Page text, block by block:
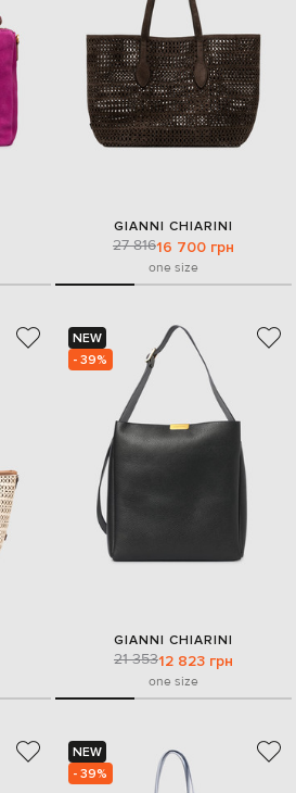
GIANNI CHIARINI
27 81616 700 грн
one size
NEW
- 39%
GIANNI CHIARINI
21 35312 823 грн
one size
NEW
- 39%